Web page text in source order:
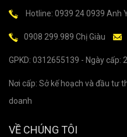
Hotline: 0939 24 0939 Anh
0908 299.989 Chị Giàu
GPKD: 0312655139 - Ngày cấp:
Nơi cấp: Sở kế hoạch và đầu tư
doanh
VỀ CHÚNG TÔI